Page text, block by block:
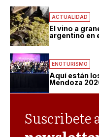
ACTUALIDAD
El vino a
argentino en
ENOTURISMO
Aquí están
Mendoza
Suscribete